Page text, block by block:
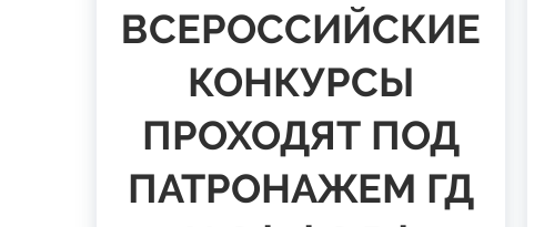
ВСЕРОССИЙСКИЕ
КОНКУРСЫ
ПРОХОДЯТ ПОД
ПАТРОНАЖЕМ ГД